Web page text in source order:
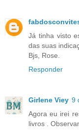
Já tinha visto
das suas
Bjs, Rose.
Responder
Girlene Viey 9
Agora eu irei
livros .